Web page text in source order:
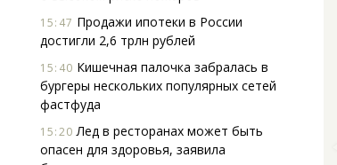
15:47 Продажи ипотеки в России
достигли 2,6 трлн рублей
15:40 Кишечная палочка забралась в
бургеры нескольких популярных сетей
фастфуда
15:20 Лед в ресторанах может быть
опасен для здоровья, заявила